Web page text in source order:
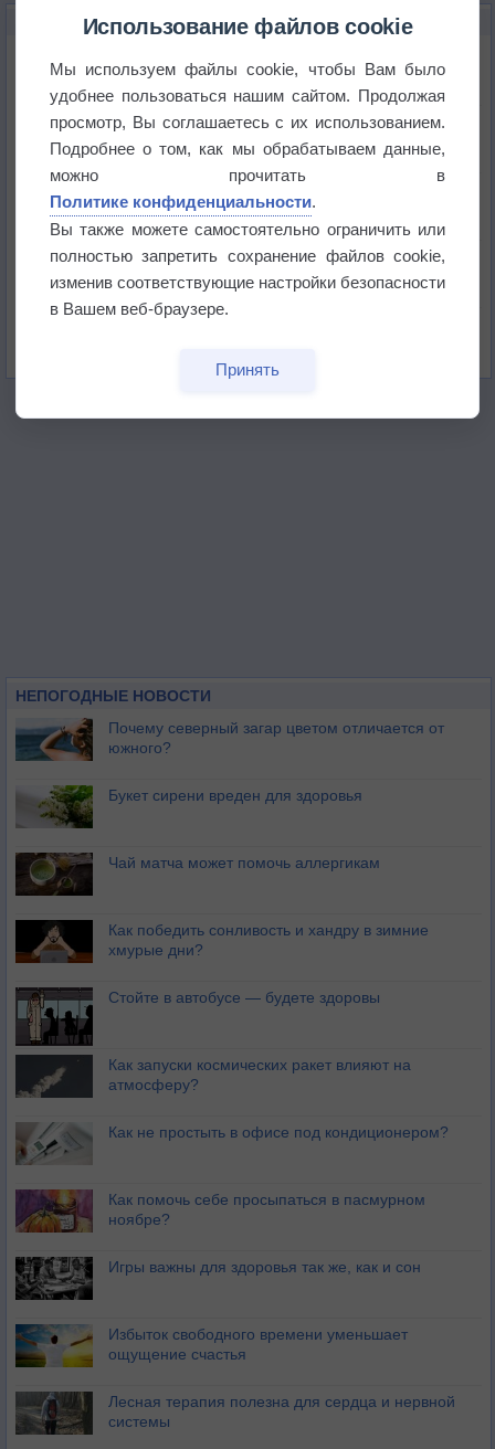
НОВОЕ О ПОГОДЕ
историю
В Центральной России наступают самые жаркие
Дневная температура воздуха в ОАЭ превысила
+51°
Европейские столицы бьют рекорды жары
Впервые за 155 лет в Лондоне в течение месяца
НЕПОГОДНЫЕ НОВОСТИ
Почему северный загар цветом отличается от
южного?
Букет сирени вреден для здоровья
Чай матча может помочь аллергикам
Как победить сонливость и хандру в зимние
хмурые дни?
Стойте в автобусе — будете здоровы
Как запуски космических ракет влияют на
атмосферу?
Как не простыть в офисе под кондиционером?
Как помочь себе просыпаться в пасмурном
ноябре?
Игры важны для здоровья так же, как и сон
Избыток свободного времени уменьшает
ощущение счастья
Лесная терапия полезна для сердца и нервной
системы
Использование файлов cookie
Мы используем файлы cookie, чтобы Вам было
удобнее пользоваться нашим сайтом. Продолжая
просмотр, Вы соглашаетесь с их использованием.
Подробнее о том, как мы обрабатываем данные,
можно прочитать в
Политике конфиденциальности.
Вы также можете самостоятельно ограничить или
полностью запретить сохранение файлов cookie,
изменив соответствующие настройки безопасности
в Вашем веб-браузере.
Принять